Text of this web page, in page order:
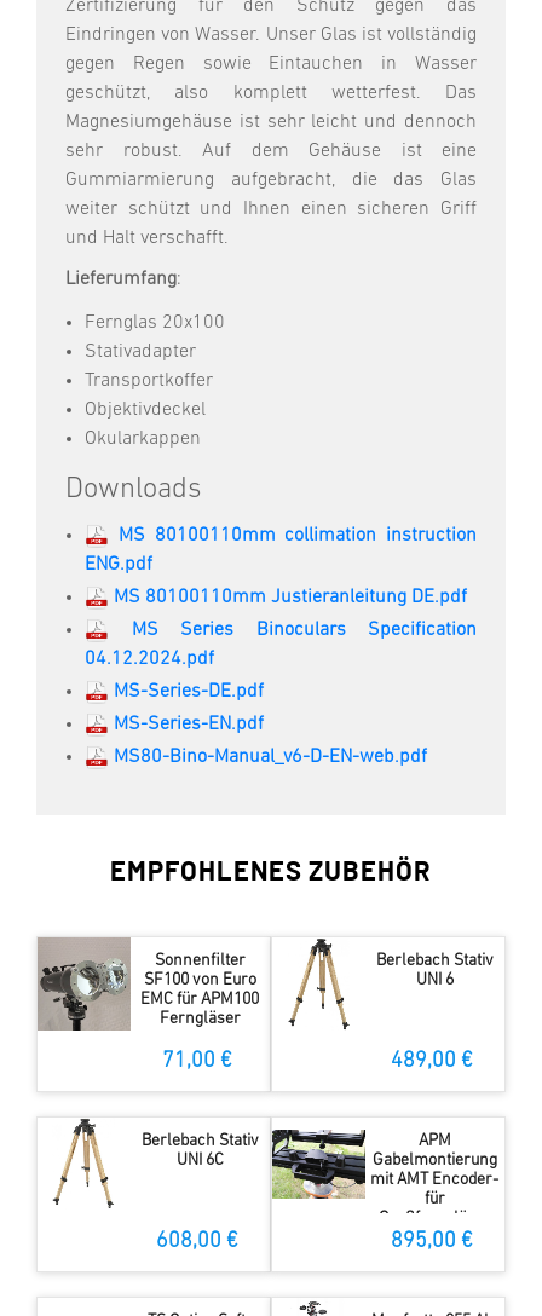
Zertifizierung für den Schutz gegen das
Eindringen von Wasser. Unser Glas ist vollständig
gegen Regen sowie Eintauchen in Wasser
geschützt, also komplett wetterfest. Das
Magnesiumgehäuse ist sehr leicht und dennoch
sehr robust. Auf dem Gehäuse ist eine
Gummiarmierung aufgebracht, die das Glas
weiter schützt und Ihnen einen sicheren Griff
und Halt verschafft.
Lieferumfang:
Fernglas 20x100
Stativadapter
Transportkoffer
Objektivdeckel
Okularkappen
Downloads
MS 80100110mm collimation instruction
ENG.pdf
MS 80100110mm Justieranleitung DE.pdf
MS Series Binoculars Specification
04.12.2024.pdf
MS-Series-DE.pdf
MS-Series-EN.pdf
MS80-Bino-Manual_v6-D-EN-web.pdf
EMPFOHLENES ZUBEHÖR
Sonnenfilter
SF100 von Euro
EMC für APM100
Ferngläser
71,00 €
Berlebach Stativ
UNI 6
489,00 €
Berlebach Stativ
UNI 6C
608,00 €
APM
Gabelmontierung
mit AMT Encoder-
für
Großferngläser
895,00 €